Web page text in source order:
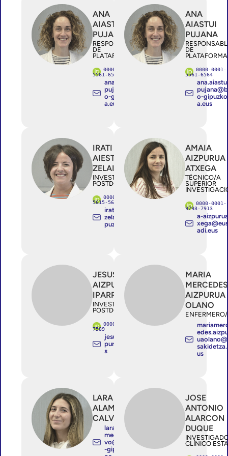
ANA
AIASTUI
PUJANA
RESPONSABLE
DE
PLATAFORMAS
0000-0001-
5561-6564
ana.aiastui
pujana@bi
o-gipuzko
a.eus
ANA
AIASTUI
PUJANA
DE
0000-0001-
5561-6564
o-gipuzko
a.eus
IRATI
AIESTARAN
ZELAIA
INVESTIGADOR/A
POSTDOCTORAL
0000-0002-
5615-5699
irati.aiestaran
zelaia@bio-gi
puzkoa.eus
AMAIA
AIZPURUA
ATXEGA
TÉCNICO/A
SUPERIOR
0000-0001-
9793-7913
a-
adi.eus
JESUS MARIA
AIZPURUA
IPARRAGUIRRE
INVESTIGADOR/A
POSTDOCTORAL
0000-0002-1444-
7589
jesusmaria.aiz
purua@ehu.eu
s
MARIA
MERCEDES
AIZPURUA
OLANO
us
LARA
ALAMEDA
CALVO
lara.ala
medacal
vo@bio
-gipuzk
JOSE
ANTONIO
ALARCON
DUQUE
CLÍNICO